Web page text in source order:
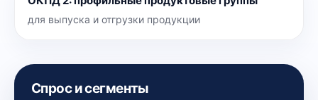
для выпуска и отгрузки продукции
Спрос и сегменты